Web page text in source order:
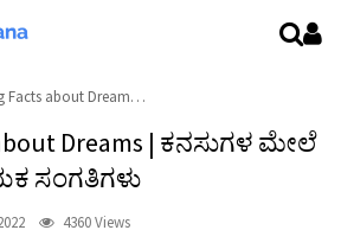
Amazing Facts about Dreams | ಕನಸುಗಳ ಮೇಲೆ ಎಂಟು ಆಸಕ್ತಿದಾಯಕ ಸಂಗತಿಗಳು
Dreams | ಕನಸುಗಳ ಮೇಲೆ
ಸಂಗತಿಗಳು
4360 Views